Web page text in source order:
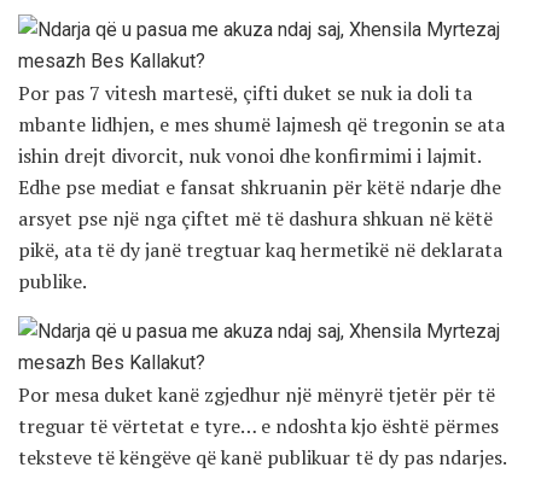
Por pas 7 vitesh martesë, çifti duket se nuk ia doli ta
mbante lidhjen, e mes shumë lajmesh që tregonin se ata
ishin drejt divorcit, nuk vonoi dhe konfirmimi i lajmit.
Edhe pse mediat e fansat shkruanin për këtë ndarje dhe
arsyet pse një nga çiftet më të dashura shkuan në këtë
pikë, ata të dy janë tregtuar kaq hermetikë në deklarata
publike.
Por mesa duket kanë zgjedhur një mënyrë tjetër për të
treguar të vërtetat e tyre… e ndoshta kjo është përmes
teksteve të këngëve që kanë publikuar të dy pas ndarjes.